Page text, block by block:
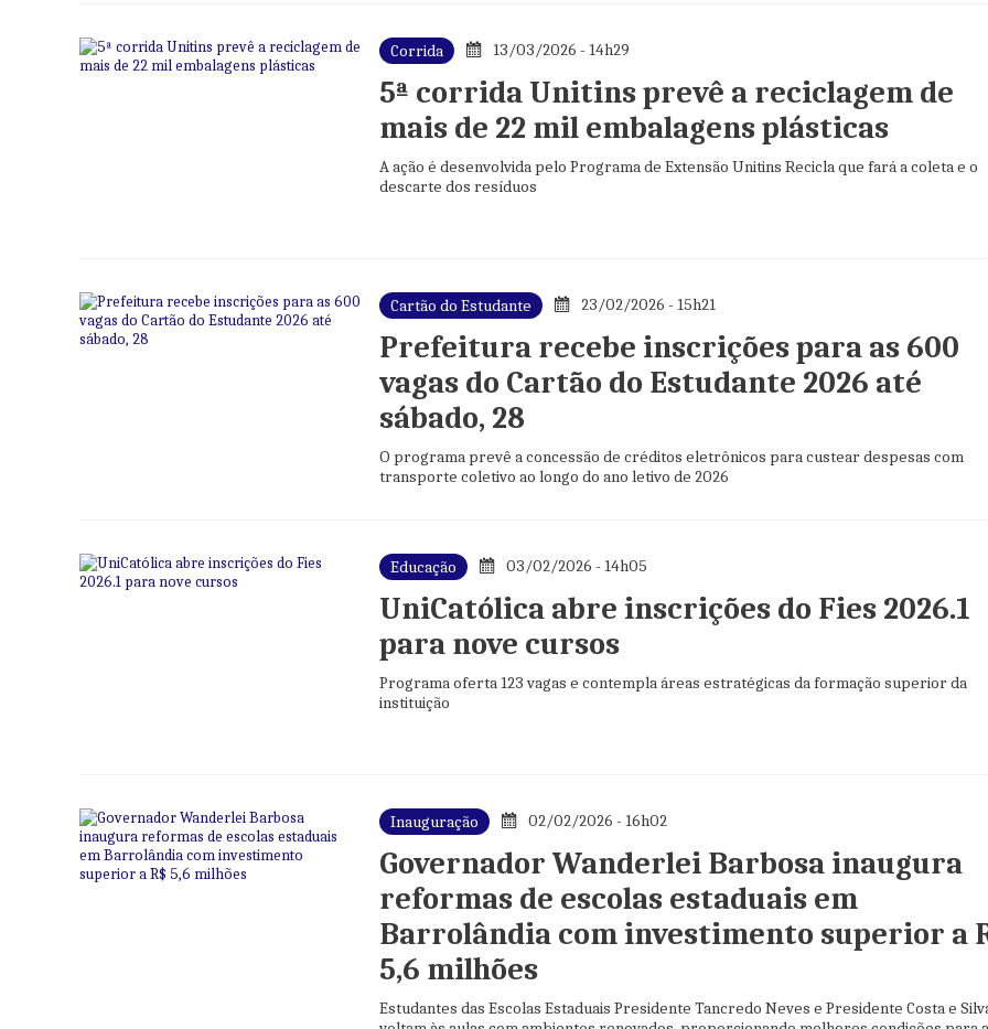
Corrida 13/03/2026 - 14h29
5ª corrida Unitins prevê a reciclagem de
mais de 22 mil embalagens plásticas
A ação é desenvolvida pelo Programa de Extensão Unitins Recicla que fará a coleta e o
descarte dos resíduos
Cartão do Estudante 23/02/2026 - 15h21
Prefeitura recebe inscrições para as 600
vagas do Cartão do Estudante 2026 até
sábado, 28
O programa prevê a concessão de créditos eletrônicos para custear despesas com
transporte coletivo ao longo do ano letivo de 2026
Educação 03/02/2026 - 14h05
UniCatólica abre inscrições do Fies 2026.1
para nove cursos
Programa oferta 123 vagas e contempla áreas estratégicas da formação superior da
instituição
Inauguração 02/02/2026 - 16h02
Governador Wanderlei Barbosa inaugura
reformas de escolas estaduais em
Barrolândia com investimento superior a
5,6 milhões
Estudantes das Escolas Estaduais Presidente Tancredo Neves e Presidente Costa e